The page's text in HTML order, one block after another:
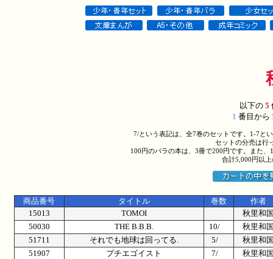
以下の5
1 番目から
7/という表記は、全7巻のセットです。1-7と
セットの分売は行
100円のバラの本は、3冊で200円です。また
合計5,000円以
商品番号 タイトル 巻数
作者
15013
TOMOI
秋里和
50030
THE B.B.B. 10/
秋里和
51711
それでも地球は回ってる. 5/
秋里和
51907
プチエゴイスト 7/
秋里和